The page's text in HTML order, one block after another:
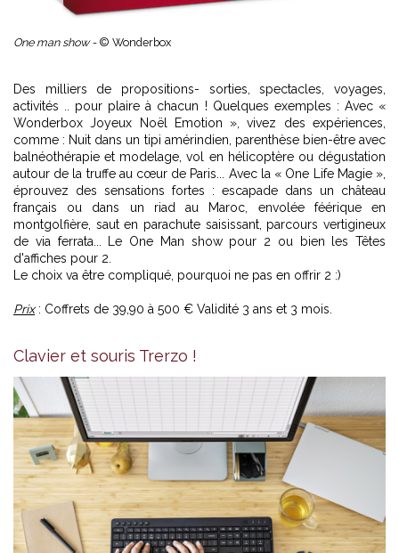
One man show - © Wonderbox
Des milliers de propositions- sorties, spectacles, voyages,
activités .. pour plaire à chacun ! Quelques exemples : Avec «
Wonderbox Joyeux Noël Emotion », vivez des expériences,
comme : Nuit dans un tipi amérindien, parenthèse bien-être avec
balnéothérapie et modelage, vol en hélicoptère ou dégustation
autour de la truffe au cœur de Paris... Avec la « One Life Magie »,
éprouvez des sensations fortes : escapade dans un château
français ou dans un riad au Maroc, envolée féérique en
montgolfière, saut en parachute saisissant, parcours vertigineux
de via ferrata... Le One Man show pour 2 ou bien les Têtes
d'affiches pour 2.
Le choix va être compliqué, pourquoi ne pas en offrir 2 :)
Prix: Coffrets de 39,90 à 500 € Validité 3 ans et 3 mois.
Clavier et souris Trerzo !